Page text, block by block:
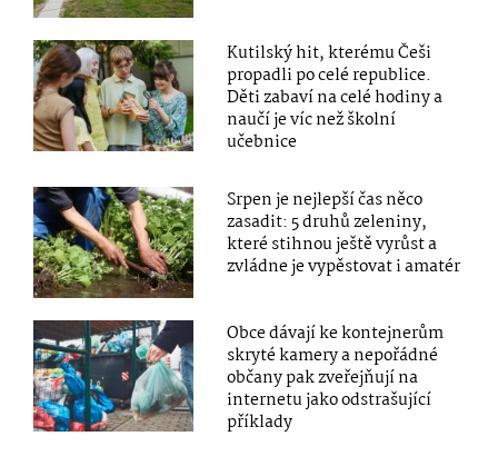
Kutilský hit, kterému Češi
propadli po celé republice.
Děti zabaví na celé hodiny a
naučí je víc než školní
učebnice
Srpen je nejlepší čas něco
zasadit: 5 druhů zeleniny,
které stihnou ještě vyrůst a
zvládne je vypěstovat i amatér
Obce dávají ke kontejnerům
skryté kamery a nepořádné
občany pak zveřejňují na
internetu jako odstrašující
příklady